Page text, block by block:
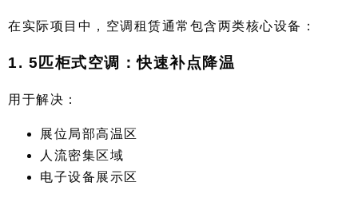
在实际项目中，空调租赁通常包含两类核心设备：
1. 5匹柜式空调：快速补点降温
用于解决：
展位局部高温区
人流密集区域
电子设备展示区